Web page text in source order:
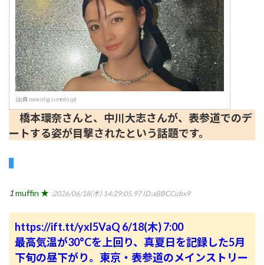
(出典 newsdig.ismcdn.jp)
橋本環奈さんと、中川大志さんが、表参道でのデ
ートする姿が目撃されたという話題です。
1muffin ★ :2026/06/18(木) 14:29:05.97ID:aBBCCubx9
https://ift.tt/yxl5VaQ 6/18(木) 7:00
最高気温が30°Cを上回り、真夏日を記録した5月
下旬の昼下がり。東京・表参道のメインストリー